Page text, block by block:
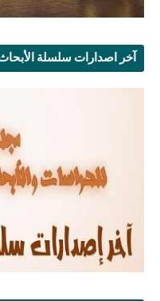
آخر اصدارات سلسلة الأبحاث